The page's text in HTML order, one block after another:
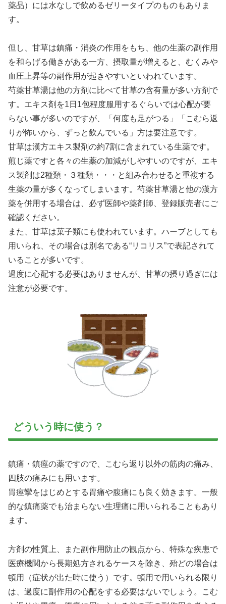
薬品）には水なしで飲めるゼリータイプのものもありま
す。
但し、甘草は鎮痛・消炎の作用をもち、他の生薬の副作用
を和らげる働きがある一方、摂取量が増えると、むくみや
血圧上昇等の副作用が起きやすいといわれています。
芍薬甘草湯は他の方剤に比べて甘草の含有量が多い方剤で
す。エキス剤を1日1包程度服用するぐらいでは心配が要
らない事が多いのですが、「何度も足がつる」「こむら返
りが怖いから、ずっと飲んでいる」方は要注意です。
甘草は漢方エキス製剤の約7割に含まれている生薬です。
煎じ薬ですと各々の生薬の加減がしやすいのですが、エキ
ス製剤は2種類・３種類・・・と組み合わせると重複する
生薬の量が多くなってしまいます。芍薬甘草湯と他の漢方
薬を併用する場合は、必ず医師や薬剤師、登録販売者にご
確認ください。
また、甘草は菓子類にも使われています。ハーブとしても
用いられ、その場合は別名である“リコリス”で表記されて
いることが多いです。
過度に心配する必要はありませんが、甘草の摂り過ぎには
注意が必要です。
どういう時に使う？
鎮痛・鎮痙の薬ですので、こむら返り以外の筋肉の痛み、
四肢の痛みにも用います。
胃痙攣をはじめとする胃痛や腹痛にも良く効きます。一般
的な鎮痛薬でも治まらない生理痛に用いられることもあり
ます。
方剤の性質上、また副作用防止の観点から、特殊な疾患で
医療機関から長期処方されるケースを除き、殆どの場合は
頓用（症状が出た時に使う）です。頓用で用いられる限り
は、過度に副作用の心配をする必要はないでしょう。こむ